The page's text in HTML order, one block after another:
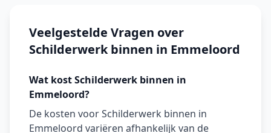
Veelgestelde Vragen over
Schilderwerk binnen in Emmeloord
Wat kost Schilderwerk binnen in
Emmeloord?
De kosten voor Schilderwerk binnen in
Emmeloord variëren afhankelijk van de